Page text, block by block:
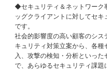
◆セキュリティ＆ネットワーク
ッグクライアントに対してセ
です。
社会的影響度の⾼い顧客のシ
キュリティ対策立案から、各
⼊、攻撃の検知・分析といっ
で、あらゆるセキュリティ課題